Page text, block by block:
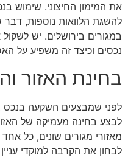
את המימון החיצוני. שימוש
להשגת הלוואות נוספות,
במגורים בירושלים. יש לשקול
נכסים וכיצד זה משפיע על
בחינת האזור
לפני שמבצעים השקעה בנכס
לבצע בחינה מעמיקה של
מאזורי מגורים שונים, כל
לבחון את הקרבה למוקדי